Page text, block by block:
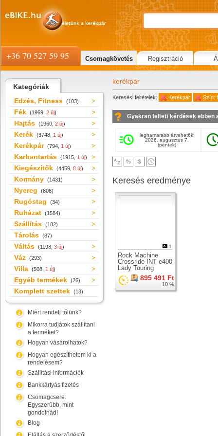
Kategóriák
Edzés, Fitness (103)
Fék (1969, 2 új)
Hajtás (1960, 2 új)
Kerék (3748, 1 új)
Kerékpár (794, 1 új)
Karbantartás (1915, 1 új)
Kiegészítők (4459, 8 új)
Kormány (1431)
Nyereg (808)
Rugóstag (34)
Ruházat (1584)
Szállítás (182)
Tárolás (87)
Váltás (1198, 3 új)
Váz (293)
Villa (508, 1 új)
Egyéb termékek (26)
Komplett szettek (13)
Miért rendelj tőlünk?
Mikorra tudjátok szállítani
a terméket?
Hogyan vásárolhatok?
Hogyan egészíthetem ki a
rendelésem?
Szállítási információk
Bankkártyás fizetés
Csomagcsere.
Egyszerűbb, mint
gondolnád!
Blog
kerékpár
Keresési feltételek: Kerékpár Szín:
Gyakran feltett kérdések ebben
leghamarabb átvehetők:
2026. augusztus 7.
(péntek)
Keresés eredménye
1
Rock Machine
Crossride INT e400
Lady Touring
elektromos cross
kerékpár895 491 Ft
10 %
+36 70 527 59 95 Csomagkövetés Regisztráció